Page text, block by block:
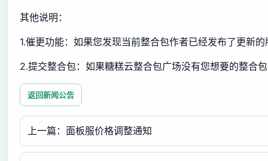
其他说明：
1.催更功能：如果您发现当前整合包作者已经发布了更新
2.提交整合包：如果糖糕云整合包广场没有您想要的整合
返回新闻公告
上一篇：面板服价格调整通知